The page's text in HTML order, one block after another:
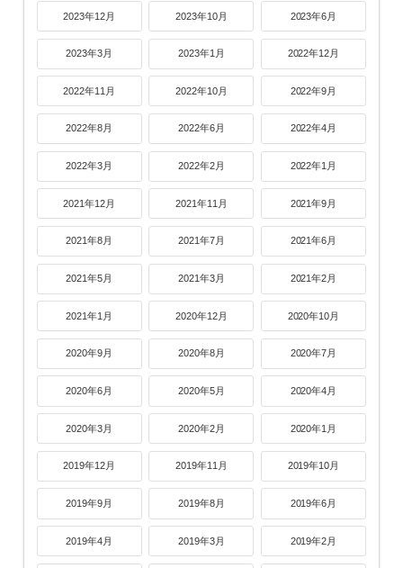
2023年12月 2023年10月 2023年6月
2023年3月 2023年1月 2022年12月
2022年11月 2022年10月 2022年9月
2022年8月 2022年6月 2022年4月
2022年3月 2022年2月 2022年1月
2021年12月 2021年11月 2021年9月
2021年8月 2021年7月 2021年6月
2021年5月 2021年3月 2021年2月
2021年1月 2020年12月 2020年10月
2020年9月 2020年8月 2020年7月
2020年6月 2020年5月 2020年4月
2020年3月 2020年2月 2020年1月
2019年12月 2019年11月 2019年10月
2019年9月 2019年8月 2019年6月
2019年4月 2019年3月 2019年2月